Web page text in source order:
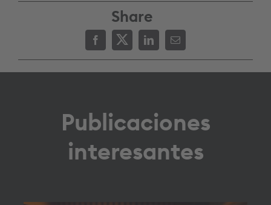
Share
Publicaciones
interesantes